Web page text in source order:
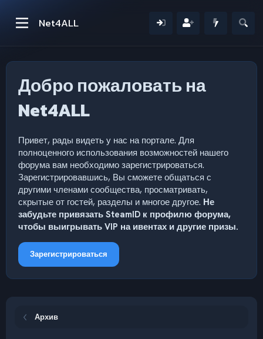
Net4ALL
Добро пожаловать на
Net4ALL
Привет, рады видеть у нас на портале. Для
полноценного использования возможностей нашего
форума вам необходимо зарегистрироваться.
Зарегистрировавшись, Вы сможете общаться с
другими членами сообщества, просматривать,
скрытые от гостей, разделы и многое другое. Не
забудьте привязать SteamID к профилю форума,
чтобы выигрывать VIP на ивентах и другие призы.
Зарегистрироваться
Архив